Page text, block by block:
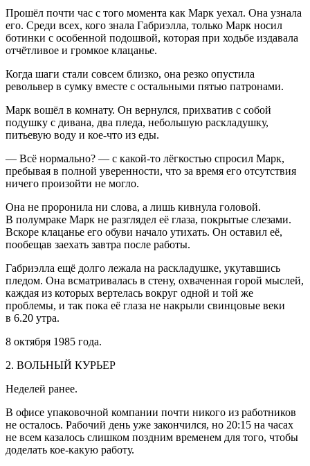
Прошёл почти час с того момента как Марк уехал. Она узнала
его. Среди всех, кого знала Габриэлла, только Марк носил
ботинки с особенной подошвой, которая при ходьбе издавала
отчётливое и громкое клацанье.
Когда шаги стали совсем близко, она резко опустила
револьвер в сумку вместе с остальными пятью патронами.
Марк вошёл в комнату. Он вернулся, прихватив с собой
подушку с дивана, два пледа, небольшую раскладушку,
питьевую воду и кое-что из еды.
— Всё нормально? — с какой-то лёгкостью спросил Марк,
пребывая в полной уверенности, что за время его отсутствия
ничего произойти не могло.
Она не проронила ни слова, а лишь кивнула головой.
В полумраке Марк не разглядел её глаза, покрытые слезами.
Вскоре клацанье его обуви начало утихать. Он оставил её,
пообещав заехать завтра после работы.
Габриэлла ещё долго лежала на раскладушке, укутавшись
пледом. Она всматривалась в стену, охваченная горой мыслей,
каждая из которых вертелась вокруг одной и той же
проблемы, и так пока её глаза не накрыли свинцовые веки
в 6.20 утра.
8 октября 1985 года.
2. ВОЛЬНЫЙ КУРЬЕР
Неделей ранее.
В офисе упаковочной компании почти никого из работников
не осталось. Рабочий день уже закончился, но 20:15 на часах
не всем казалось слишком поздним временем для того, чтобы
доделать кое-какую работу.